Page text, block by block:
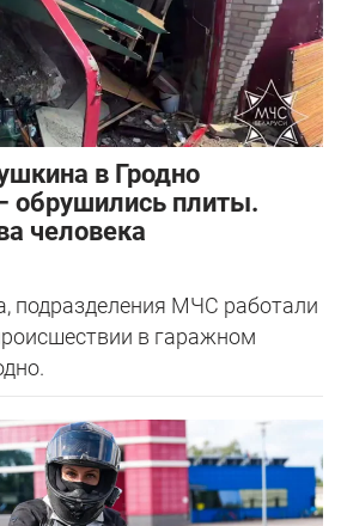
в Гродно
обрушились плиты.
человека
подразделения МЧС работали
в гаражном